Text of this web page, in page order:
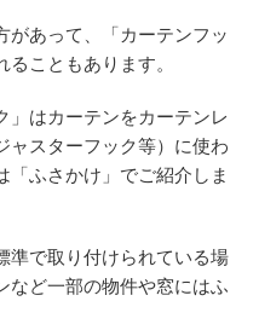
があって、「カーテンフッ
こともあります。
」はカーテンをカーテンレ
ャスターフック等）に使わ
「ふさかけ」でご紹介しま
準で取り付けられている場
など一部の物件や窓にはふ